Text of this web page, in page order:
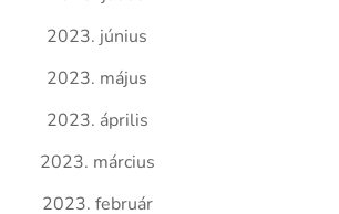
2023. június
2023. május
2023. április
2023. március
2023. február